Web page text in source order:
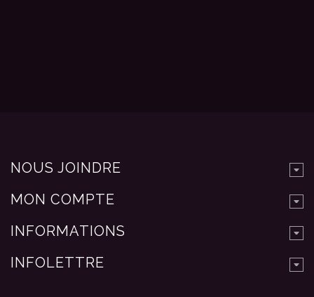
NOUS JOINDRE
MON COMPTE
INFORMATIONS
INFOLETTRE